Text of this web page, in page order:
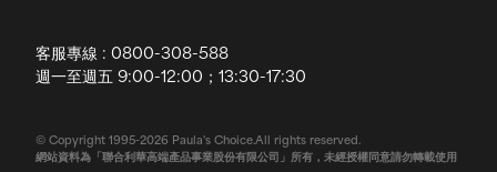
退換貨政策
聯絡我們
客服專線 : 0800-308-588
週一至週五 9:00-12:00；13:30-17:30
© Copyright 1995-2026 Paula's Choice.All rights reserved.
網站資料為「聯合利華高端產品事業股份有限公司」所有，未經授權同意請勿轉載使用